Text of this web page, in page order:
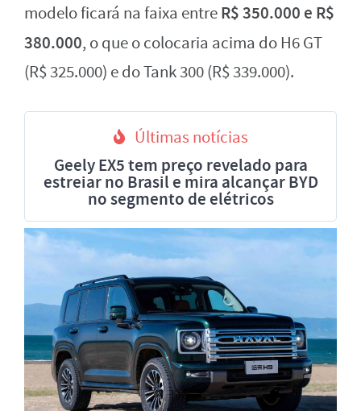
modelo ficará na faixa entreR$ 350.000 e R$
380.000, o que o colocaria acima do H6 GT
(R$ 325.000) e do Tank 300 (R$ 339.000).
Últimas notícias
Geely EX5 tem preço revelado para
estreiar no Brasil e mira alcançar BYD
no segmento de elétricos